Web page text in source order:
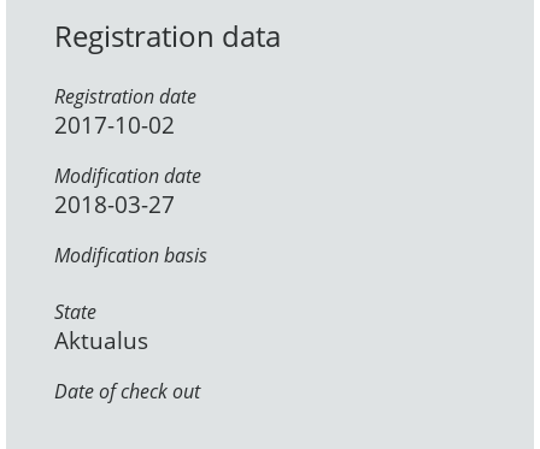
Registration data
Registration date
2017-10-02
Modification date
2018-03-27
Modification basis
State
Aktualus
Date of check out